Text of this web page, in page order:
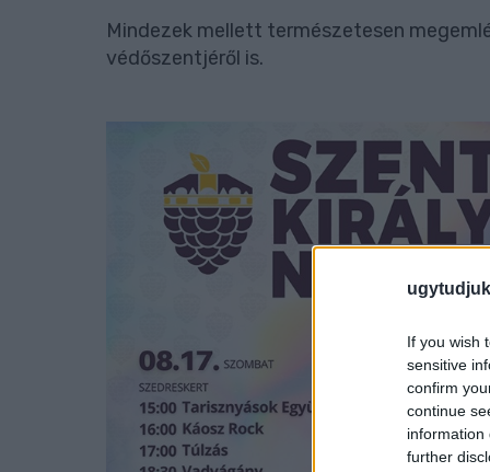
If you wish
sensitive
confirm
continue
information
further
Mindezek mellett természetesen
védőszentjéről is.